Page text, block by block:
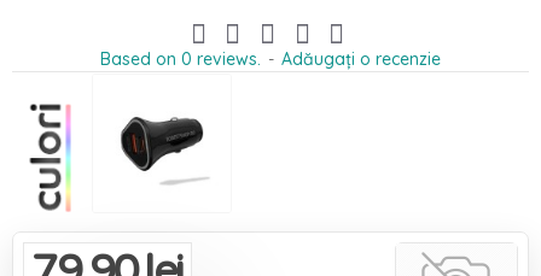
Based on 0 reviews. - Adăugați o recenzie